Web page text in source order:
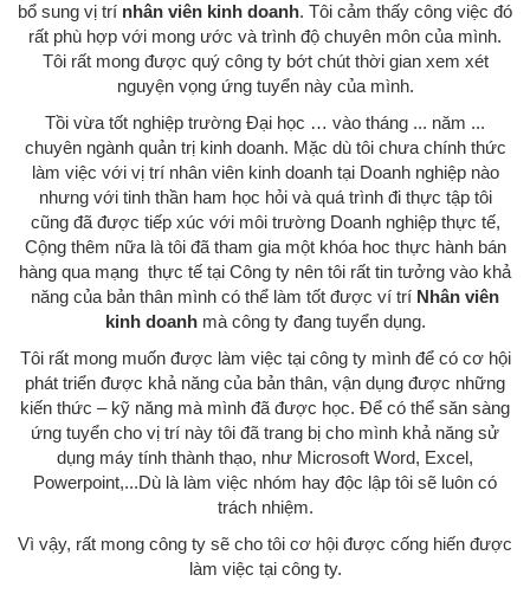
bổ sung vị trí nhân viên kinh doanh. Tôi cảm thấy công việc đó
rất phù hợp với mong ước và trình độ chuyên môn của mình.
Tôi rất mong được quý công ty bớt chút thời gian xem xét
nguyện vọng ứng tuyển này của mình.
Tồi vừa tốt nghiệp trường Đại học … vào tháng ... năm ...
chuyên ngành quản trị kinh doanh. Mặc dù tôi chưa chính thức
làm việc với vị trí nhân viên kinh doanh tại Doanh nghiệp nào
nhưng với tinh thần ham học hỏi và quá trình đi thực tập tôi
cũng đã được tiếp xúc với môi trường Doanh nghiệp thực tế,
Cộng thêm nữa là tôi đã tham gia một khóa hoc thực hành bán
hàng qua mạng thực tế tại Công ty nên tôi rất tin tưởng vào khả
năng của bản thân mình có thể làm tốt được ví trí Nhân viên
kinh doanhmà công ty đang tuyển dụng.
Tôi rất mong muốn được làm việc tại công ty mình để có cơ hội
phát triển được khả năng của bản thân, vận dụng được những
kiến thức – kỹ năng mà mình đã được học. Để có thể săn sàng
ứng tuyển cho vị trí này tôi đã trang bị cho mình khả năng sử
dụng máy tính thành thạo, như Microsoft Word, Excel,
Powerpoint,...Dù là làm việc nhóm hay độc lập tôi sẽ luôn có
trách nhiệm.
Vì vậy, rất mong công ty sẽ cho tôi cơ hội được cống hiến được
làm việc tại công ty.